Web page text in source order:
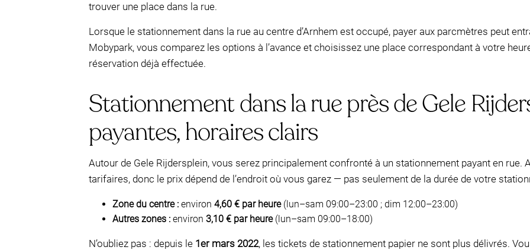
trouver une place dans la rue.
Lorsque le stationnement dans la rue au centre d’Arnhem est occupé, payer aux parcmètres peut
Mobypark, vous comparez les options à l’avance et choisissez une place correspondant à votre
réservation déjà effectuée.
Stationnement dans la rue près de Gele
payantes, horaires clairs
Autour de Gele Rijdersplein, vous serez principalement confronté à un stationnement payant en rue.
tarifaires, donc le prix dépend de l’endroit où vous garez — pas seulement de la durée de votre
Zone du centre : environ 4,60 € par heure(lun–sam 09:00–23:00 ; dim 12:00–23:00)
Autres zones : environ 3,10 € par heure(lun–sam 09:00–18:00)
N’oubliez pas : depuis le 1er mars 2022, les tickets de stationnement papier ne sont plus délivrés.